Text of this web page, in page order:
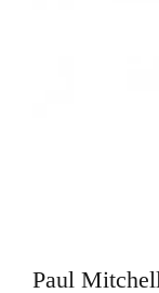
Paul Mitchell Tea Tree Special